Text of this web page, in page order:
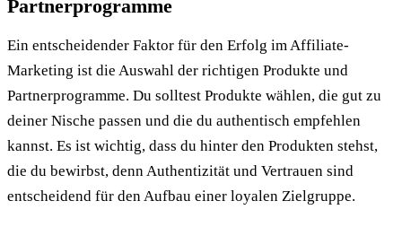
Partnerprogramme
Ein entscheidender Faktor für den Erfolg im Affiliate-
Marketing ist die Auswahl der richtigen Produkte und
Partnerprogramme. Du solltest Produkte wählen, die gut zu
deiner Nische passen und die du authentisch empfehlen
kannst. Es ist wichtig, dass du hinter den Produkten stehst,
die du bewirbst, denn Authentizität und Vertrauen sind
entscheidend für den Aufbau einer loyalen Zielgruppe.